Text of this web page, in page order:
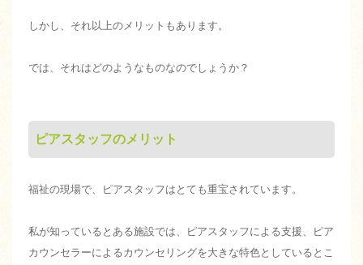
しかし、それ以上のメリットもあります。
では、それはどのようなものなのでしょうか？
ピアスタッフのメリット
福祉の現場で、ピアスタッフはとても重宝されています。
私が知っているとある施設では、ピアスタッフによる支援、ピア
カウンセラーによるカウンセリングを大きな特色としているとこ